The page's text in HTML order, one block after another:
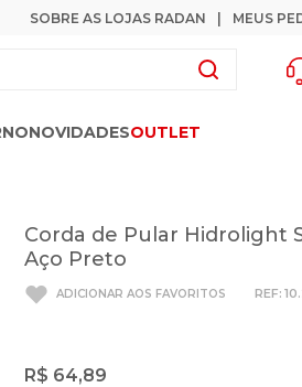
SOBRE AS LOJAS RADAN MEUS
NOVIDADESOUTLET
Corda de Pular Hidrolight
Aço Preto
:
R$ 64,89